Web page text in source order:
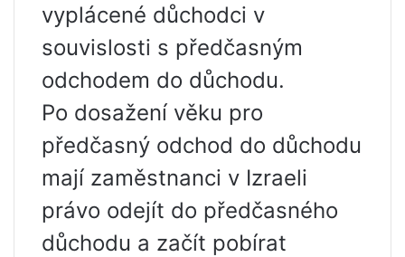
vyplácené důchodci v
souvislosti s předčasným
odchodem do důchodu.
Po dosažení věku pro
předčasný odchod do důchodu
mají zaměstnanci v Izraeli
právo odejít do předčasného
důchodu a začít pobírat